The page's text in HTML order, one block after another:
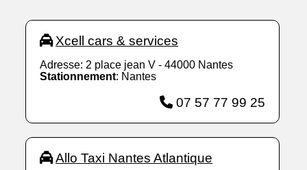
Xcell cars & services
Adresse: 2 place jean V - 44000 Nantes
Stationnement: Nantes
07 57 77 99 25
Allo Taxi Nantes Atlantique